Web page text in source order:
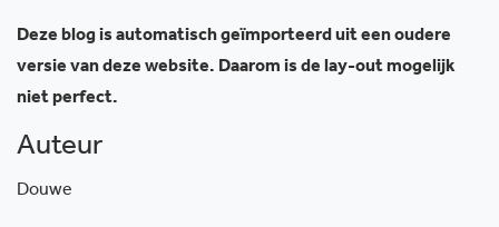
Deze blog is automatisch geïmporteerd uit een oudere
versie van deze website. Daarom is de lay-out mogelijk
niet perfect.
Auteur
Douwe